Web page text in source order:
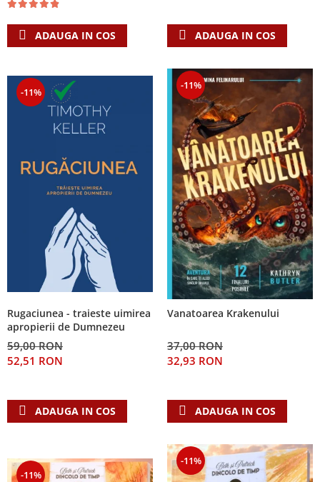
ADAUGA IN COS ADAUGA IN COS
-11%
Rugaciunea - traieste uimirea
apropierii de Dumnezeu
59,00 RON
52,51 RON
ADAUGA IN COS
-11%
Vanatoarea Krakenului
37,00 RON
32,93 RON
ADAUGA IN COS
-11%
-11%